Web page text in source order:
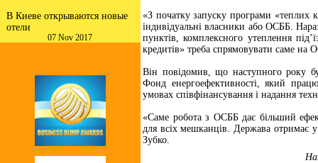
В Киеве открываются новые
отели
07 Nov 2017
«З початку запуску програми «теплих
індивідуальні власники або ОСББ.
пунктів, комплексного утеплення
кредитів» треба спрямовувати саме
Він повідомив, що наступного року
Фонд енергоефективності, який
умовах співфінансування і надання
«Саме робота з ОСББ дає більший
для всіх мешканців. Держава отримає
Зубко.